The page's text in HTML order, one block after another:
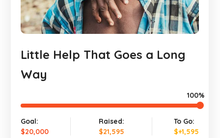
Little Help That Goes a Long
Way
100%
Goal:
$20,000
Raised:
$21,595
To Go:
$+1,595